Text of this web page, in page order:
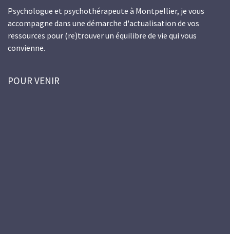
Psychologue et psychothérapeute à Montpellier, je vous
accompagne dans une démarche d'actualisation de vos
ressources pour (re)trouver un équilibre de vie qui vous
convienne.
POUR VENIR